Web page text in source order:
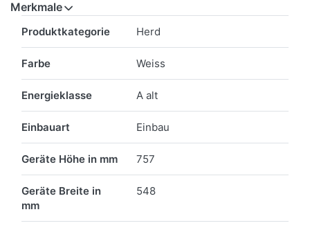
Merkmale
Produktkategorie Herd
Farbe Weiss
Energieklasse A alt
Einbauart Einbau
Geräte Höhe in mm 757
Geräte Breite in
mm
548